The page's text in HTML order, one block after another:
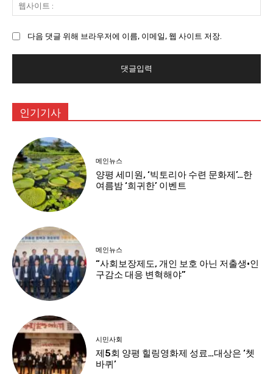
사
:
다음 댓글 위해 브라우저에 이름, 이메일, 웹 사이트 저장.
인기기사
메인뉴스
양평 세미원, ‘빅토리아 수련 문화제’…한
여름밤 ‘희귀한’ 이벤트
메인뉴스
“사회보장제도, 개인 보호 아닌 저출생·인
구감소 대응 변혁해야”
시민사회
제5회 양평 힐링영화제 성료…대상은 ‘쳇
바퀴’